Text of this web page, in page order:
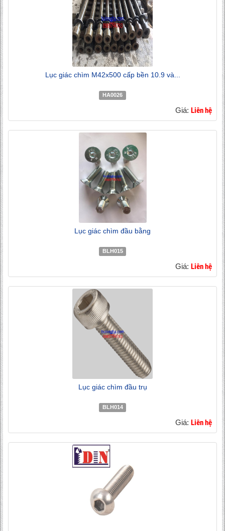
Lục giác chìm M42x500 cấp bền 10.9 và...
HA0026
Giá: Liên hệ
Lục giác chìm đầu bằng
BLH015
Giá: Liên hệ
Lục giác chìm đầu trụ
BLH014
Giá: Liên hệ